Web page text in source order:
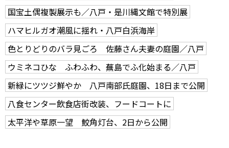
国宝土偶複製展示も／八戸・是川縄文館で特別展
ハマヒルガオ潮風に揺れ・八戸白浜海岸
色とりどりのバラ見ごろ 佐藤さん夫妻の庭園／八戸
ウミネコひな ふわふわ、蕪島でふ化始まる／八戸
新緑にツツジ鮮やか 八戸南部氏庭園、18日まで公開
八食センター飲食店街改装、フードコートに
太平洋や草原一望 鮫角灯台、2日から公開